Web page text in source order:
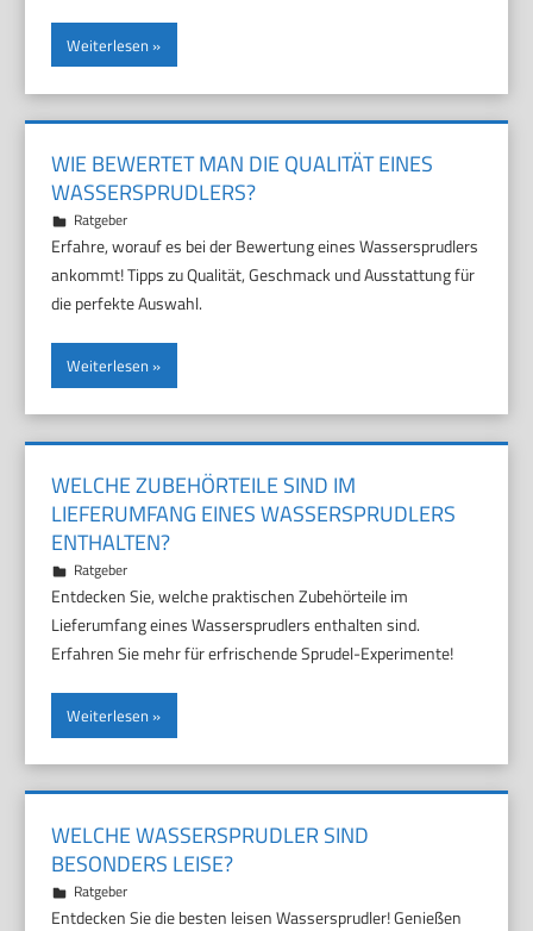
Weiterlesen
WIE BEWERTET MAN DIE QUALITÄT EINES
WASSERSPRUDLERS?
25. März 2025
Marco
Ratgeber
Erfahre, worauf es bei der Bewertung eines Wassersprudlers
ankommt! Tipps zu Qualität, Geschmack und Ausstattung für
die perfekte Auswahl.
Weiterlesen
WELCHE ZUBEHÖRTEILE SIND IM
LIEFERUMFANG EINES WASSERSPRUDLERS
ENTHALTEN?
21. März 2025
Marco
Ratgeber
Entdecken Sie, welche praktischen Zubehörteile im
Lieferumfang eines Wassersprudlers enthalten sind.
Erfahren Sie mehr für erfrischende Sprudel-Experimente!
Weiterlesen
WELCHE WASSERSPRUDLER SIND
BESONDERS LEISE?
17. März 2025
Marco
Ratgeber
Entdecken Sie die besten leisen Wassersprudler! Genießen